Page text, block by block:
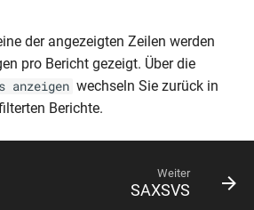
der angezeigten Zeilen werden
pro Bericht gezeigt. Über die
anzeigen wechseln Sie zurück in
Berichte.
Weiter
SAXSVS